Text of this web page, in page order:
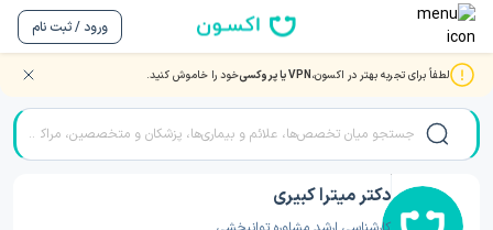
ورود / ثبت نام
لطفاً برای تجربه بهتر در اکسون،VPN یا پروکسی خود را خاموش کنید. صفحه اصلی/دکتر روانشناسی/دکتر میترا کبیری
دکتر میترا کبیری